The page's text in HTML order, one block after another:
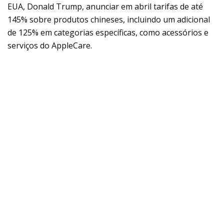
EUA, Donald Trump, anunciar em abril tarifas de até
145% sobre produtos chineses, incluindo um adicional
de 125% em categorias específicas, como acessórios e
serviços do AppleCare.